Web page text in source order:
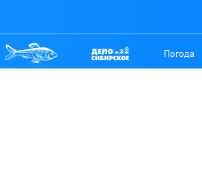
Погода